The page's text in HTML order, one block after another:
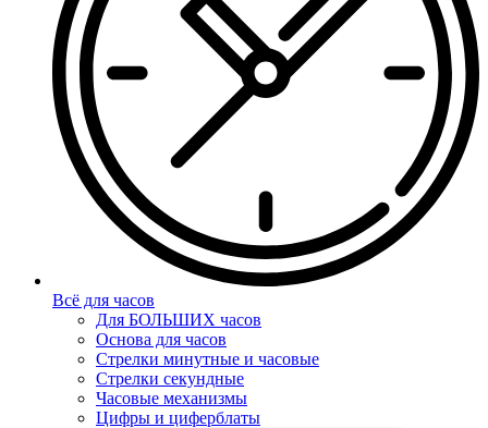
Всё для часов
Для БОЛЬШИХ часов
Основа для часов
Стрелки минутные и часовые
Стрелки секундные
Часовые механизмы
Цифры и циферблаты